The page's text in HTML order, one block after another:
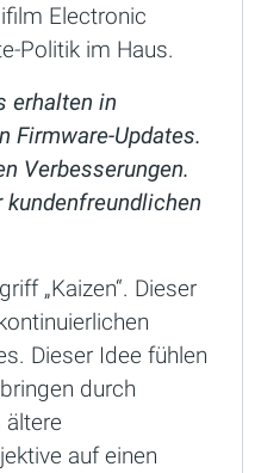
Electronic
Politik im Haus.
erhalten in
Firmware-Updates.
Verbesserungen.
„Kaizen“. Dieser
Dieser Idee fühlen
durch
ältere
auf einen